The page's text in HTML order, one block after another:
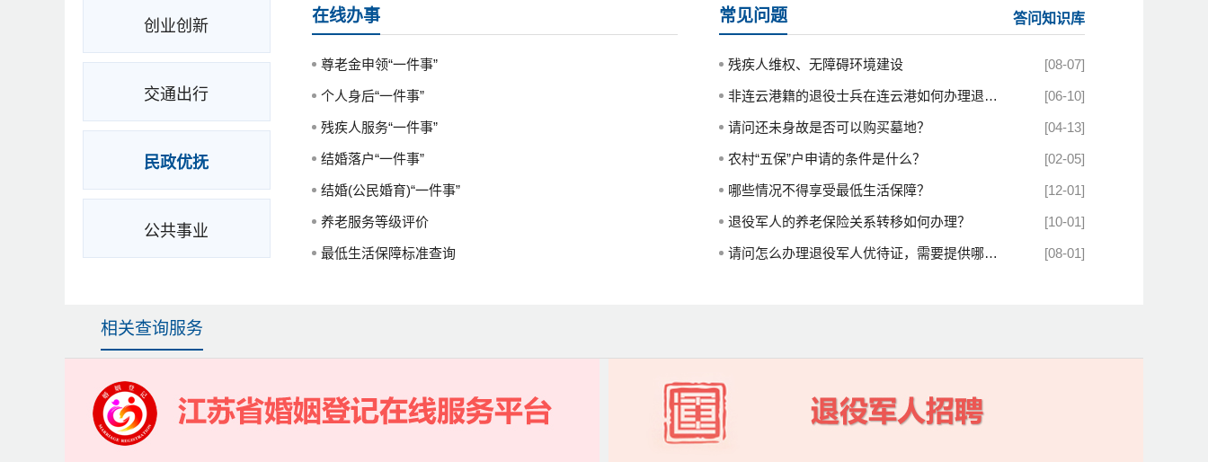
创业创新
交通出行
民政优抚
公共事业
在线办事
尊老金申领“一件事”
个人身后“一件事”
残疾人服务“一件事”
结婚落户“一件事”
结婚(公民婚育)“一件事”
养老服务等级评价
最低生活保障标准查询
常见问题 答问知识库
残疾人维权、无障碍环境建设 [08-07]
非连云港籍的退役士兵在连云港如何办理退役军人... [06-10]
请问还未身故是否可以购买墓地？ [04-13]
农村“五保”户申请的条件是什么？ [02-05]
哪些情况不得享受最低生活保障？ [12-01]
退役军人的养老保险关系转移如何办理？ [10-01]
请问怎么办理退役军人优待证，需要提供哪些材料... [08-01]
相关查询服务